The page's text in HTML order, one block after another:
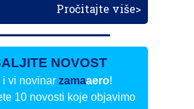
Pročitajte više>
NOVOST
i vi novinar zamaaero!
10 novosti koje objavimo